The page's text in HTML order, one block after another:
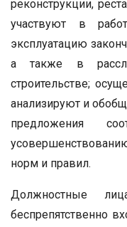
реконструкции,
участвуют в
эксплуатацию
а также в
строительстве;
анализируют и
предложения
норм и правил.
Должностные
беспрепятственно